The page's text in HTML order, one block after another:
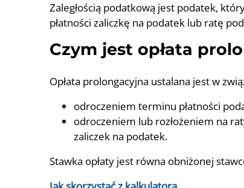
Zaległością podatkową jest podatek,
płatności zaliczkę na podatek lub ratę
Czym jest opłata
Opłata prolongacyjna ustalana jest w
odroczeniem terminu płatności
odroczeniem lub rozłożeniem na
zaliczek na podatek.
Stawka opłaty jest równa obniżonej